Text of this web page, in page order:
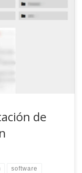
una tableta
en las que
Es una
de
software